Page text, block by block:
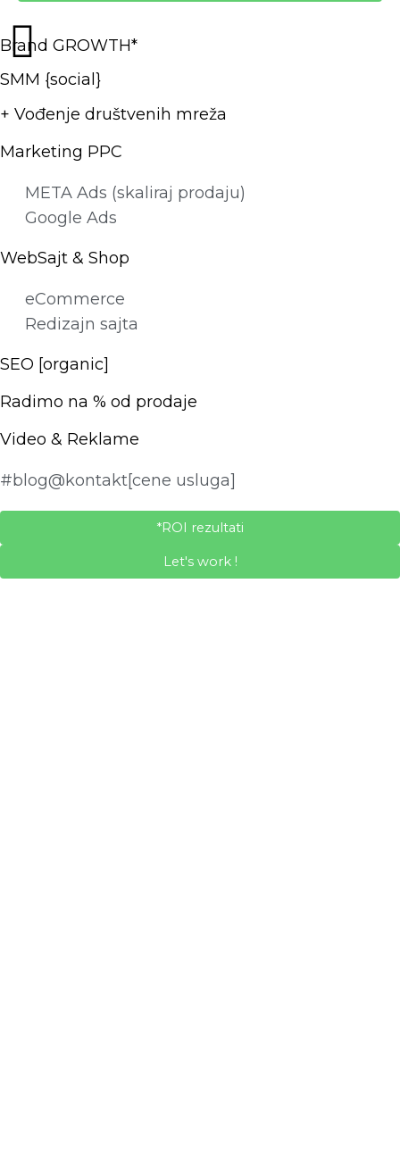
Brand GROWTH*
SMM {social}
+ Vođenje društvenih mreža
Marketing PPC
META Ads (skaliraj prodaju)
Google Ads
WebSajt & Shop
eCommerce
Redizajn sajta
SEO [organic]
Radimo na % od prodaje
Video & Reklame
#blog@kontakt[cene usluga]
*ROI rezultati
Let's work !